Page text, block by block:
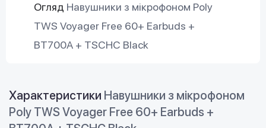
Огляд Навушники з мікрофоном Poly
TWS Voyager Free 60+ Earbuds +
BT700A + TSCHC Black
Характеристики Навушники з мікрофоном
Poly TWS Voyager Free 60+ Earbuds +